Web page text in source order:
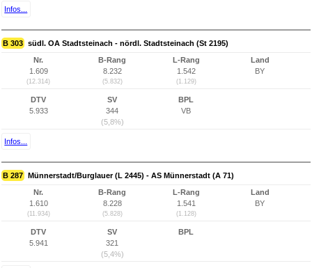
Infos...
B 303 südl. OA Stadtsteinach - nördl. Stadtsteinach (St 2195)
Nr.
1.609
(12.314)
B-Rang
8.232
(5.832)
L-Rang
1.542
(1.129)
Land
BY
DTV
5.933
SV
344
(5,8%)
BPL
VB
Infos...
B 287 Münnerstadt/Burglauer (L 2445) - AS Münnerstadt (A 71)
Nr.
1.610
(11.934)
B-Rang
8.228
(5.828)
L-Rang
1.541
(1.128)
Land
BY
DTV
5.941
SV
321
(5,4%)
BPL